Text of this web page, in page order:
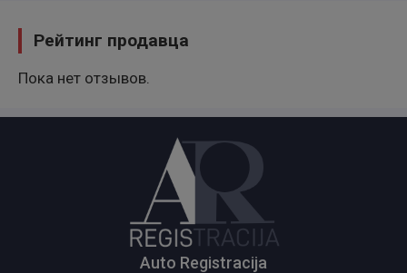
Рейтинг продавца
Пока нет отзывов.
Auto Registracija